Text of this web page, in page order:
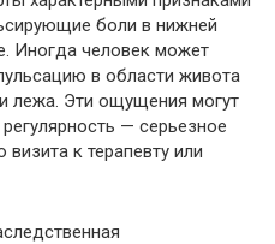
боли в нижней
Иногда человек может
в области живота
лежа. Эти ощущения могут
— серьезное
к терапевту или